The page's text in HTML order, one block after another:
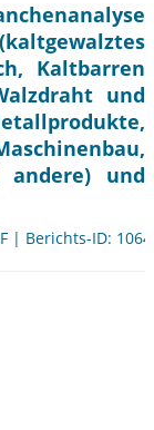
Kaltbarren
und
andere) und
| Berichts-ID: